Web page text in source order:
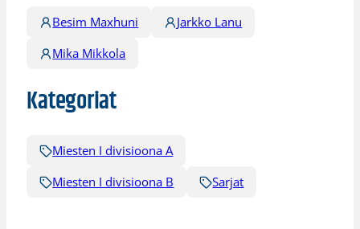
Besim Maxhuni
Jarkko Lanu
Mika Mikkola
Kategoriat
Miesten I divisioona A
Miesten I divisioona B
Sarjat